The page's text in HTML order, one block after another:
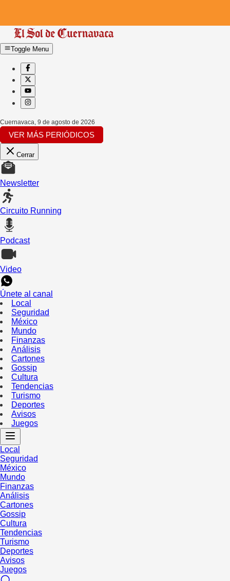
Toggle Menu
Cuernavaca 9 de agosto de 2026
VER MÁS PERIÓDICOS
Cerrar
Newsletter
Circuito Running
Podcast
Video
Únete al canal
Local
Seguridad
México
Mundo
Finanzas
Análisis
Cartones
Gossip
Cultura
Tendencias
Turismo
Deportes
Avisos
Juegos
Local
Seguridad
México
Mundo
Finanzas
Análisis
Cartones
Gossip
Cultura
Tendencias
Turismo
Deportes
Avisos
Juegos